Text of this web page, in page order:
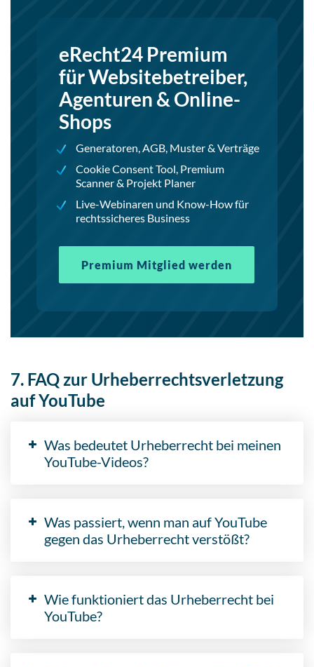
eRecht24 Premium
für Websitebetreiber,
Agenturen & Online-
Shops
Generatoren, AGB, Muster & Verträge
Cookie Consent Tool, Premium
Scanner & Projekt Planer
Live-Webinaren und Know-How für
rechtssicheres Business
Premium Mitglied werden
7. FAQ zur Urheberrechtsverletzung
auf YouTube
Was bedeutet Urheberrecht bei meinen
YouTube-Videos?
Was passiert, wenn man auf YouTube
gegen das Urheberrecht verstößt?
Wie funktioniert das Urheberrecht bei
YouTube?